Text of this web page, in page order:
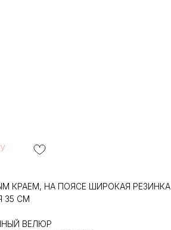
КРАЕМ, НА ПОЯСЕ ШИРОКАЯ РЕЗИНКА
35 СМ
ВЕЛЮР